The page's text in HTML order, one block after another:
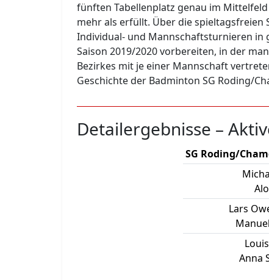
fünften Tabellenplatz genau im
mehr als erfüllt. Über die
Individual- und Mannschaftsturnieren in
Saison 2019/2020 vorbereiten, in der
Bezirkes mit je einer Mannschaft
Geschichte der Badminton SG Roding/
Detailergebnisse –
SG Roding/
Lars
Anna